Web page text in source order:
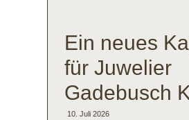
Ein neues
für Juwelier
Gadebusch
10. Juli 2026